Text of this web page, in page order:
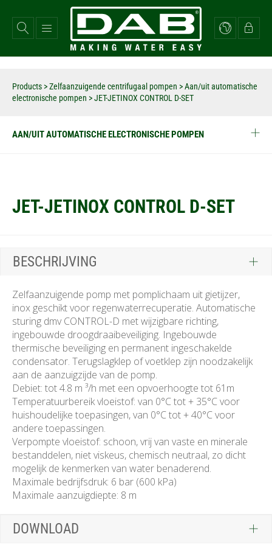
naar
Products >Zelfaanzuigende centrifugaal pompen >Aan/uit automatische
electronische pompen >JET-JETINOX CONTROL D-SET
AAN/UIT AUTOMATISCHE ELECTRONISCHE POMPEN
JET-JETINOX CONTROL D-SET
BESCHRIJVING
Zelfaanzuigende pomp met pomplichaam uit gietijzer,
inox geschikt voor regenwaterrecuperatie. Automatische
sturing dmv CONTROL-D met wijzigbare richting,
ingebouwde droogdraaibeveiliging. Ingebouwde
thermische beveiliging en permanent ingeschakelde
condensator. Terugslagklep of voetklep zijn noodzakelijk
aan de aanzuigzijde van de pomp.
Debiet: tot 4.8 m ³/h met een opvoerhoogte tot 61m
Temperatuurbereik vloeistof: van 0°C tot + 35°C voor
huishoudelijke toepasingen, van 0°C tot + 40°C voor
andere toepassingen.
Verpompte vloeistof: schoon, vrij van vaste en minerale
bestanddelen, niet viskeus, chemisch neutraal, zo dicht
mogelijk de kenmerken van water benaderend.
Maximale bedrijfsdruk: 6 bar (600 kPa)
Maximale aanzuigdiepte: 8 m
DOWNLOAD